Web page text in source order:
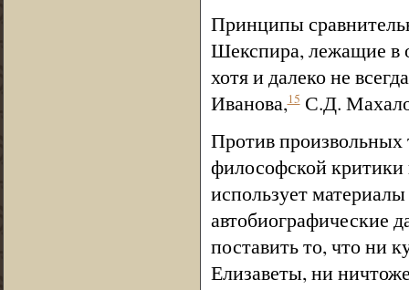
Принципы
Шекспира, лежащие в
хотя и далеко не
Иванова,15С.Д.
Против произвольных
философской
использует
автобиографические
поставить то, что ни
Елизаветы, ни